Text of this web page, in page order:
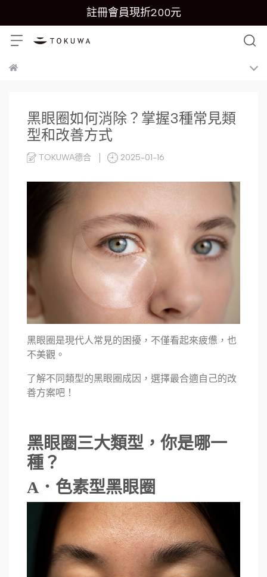
註冊會員現折200元
黑眼圈如何消除？掌握3種常見類
型和改善方式
TOKUWA德合 2025-01-16
黑眼圈是現代人常見的困擾，不僅看起來疲憊，也
不美觀。
了解不同類型的黑眼圈成因，選擇最合適自己的改
善方案吧！
黑眼圈三大類型，你是哪一
種？
A．色素型黑眼圈